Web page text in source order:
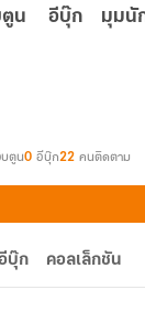
ตูน อีบุ๊ก มุมนั
บตูน0 อีบุ๊ก22 คนติดตาม
บุ๊ก คอลเล็กชัน